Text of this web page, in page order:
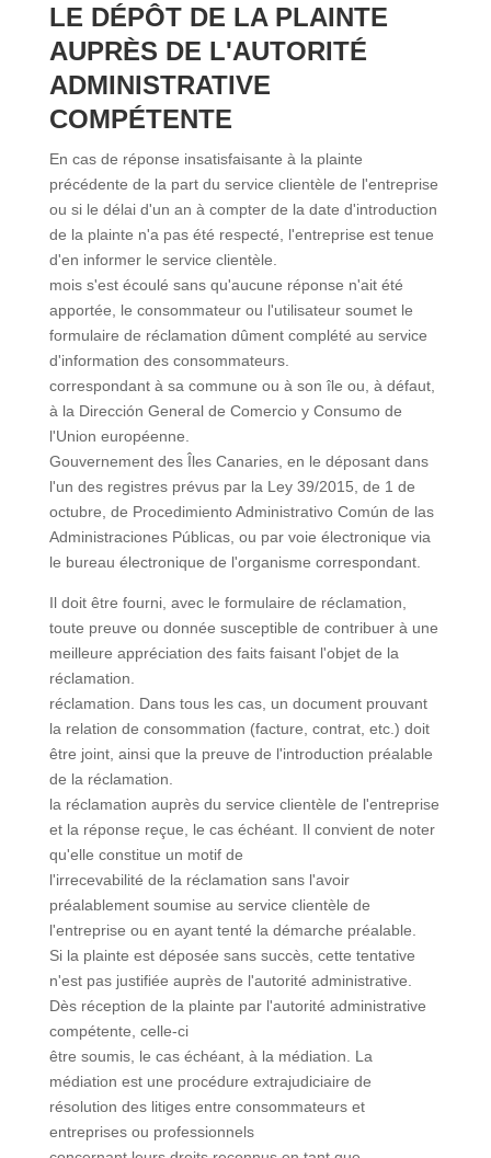
LE DÉPÔT DE LA PLAINTE
AUPRÈS DE L'AUTORITÉ
ADMINISTRATIVE
COMPÉTENTE
En cas de réponse insatisfaisante à la plainte
précédente de la part du service clientèle de l'entreprise
ou si le délai d'un an à compter de la date d'introduction
de la plainte n'a pas été respecté, l'entreprise est tenue
d'en informer le service clientèle.
mois s'est écoulé sans qu'aucune réponse n'ait été
apportée, le consommateur ou l'utilisateur soumet le
formulaire de réclamation dûment complété au service
d'information des consommateurs.
correspondant à sa commune ou à son île ou, à défaut,
à la Dirección General de Comercio y Consumo de
l'Union européenne.
Gouvernement des Îles Canaries, en le déposant dans
l'un des registres prévus par la Ley 39/2015, de 1 de
octubre, de Procedimiento Administrativo Común de las
Administraciones Públicas, ou par voie électronique via
le bureau électronique de l'organisme correspondant.
Il doit être fourni, avec le formulaire de réclamation,
toute preuve ou donnée susceptible de contribuer à une
meilleure appréciation des faits faisant l'objet de la
réclamation.
réclamation. Dans tous les cas, un document prouvant
la relation de consommation (facture, contrat, etc.) doit
être joint, ainsi que la preuve de l'introduction préalable
de la réclamation.
la réclamation auprès du service clientèle de l'entreprise
et la réponse reçue, le cas échéant. Il convient de noter
qu'elle constitue un motif de
l'irrecevabilité de la réclamation sans l'avoir
préalablement soumise au service clientèle de
l'entreprise ou en ayant tenté la démarche préalable.
Si la plainte est déposée sans succès, cette tentative
n'est pas justifiée auprès de l'autorité administrative.
Dès réception de la plainte par l'autorité administrative
compétente, celle-ci
être soumis, le cas échéant, à la médiation. La
médiation est une procédure extrajudiciaire de
résolution des litiges entre consommateurs et
entreprises ou professionnels